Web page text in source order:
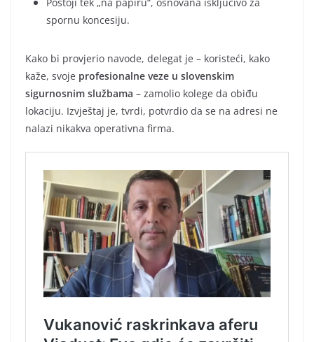
spornu koncesiju.
Kako bi provjerio navode, delegat je – koristeći, kako
kaže, svoje profesionalne veze u slovenskim
sigurnosnim službama – zamolio kolege da obiđu
lokaciju. Izvještaj je, tvrdi, potvrdio da se na adresi ne
nalazi nikakva operativna firma.